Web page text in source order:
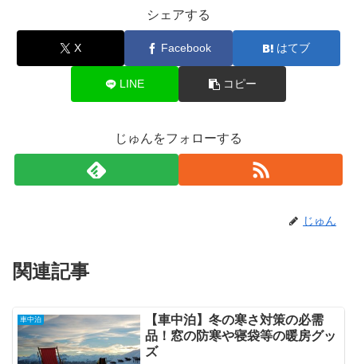
シェアする
X Facebook はてブ
LINE コピー
じゅんをフォローする
じゅん
関連記事
車中泊
【車中泊】冬の寒さ対策の必需
品！窓の防寒や寝袋等の暖房グッ
ズ